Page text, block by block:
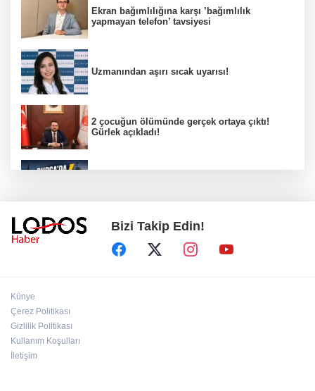
Ekran bağımlılığına karşı ’bağımlılık
yapmayan telefon’ tavsiyesi
Uzmanından aşırı sıcak uyarısı!
2 çocuğun ölümünde gerçek ortaya çıktı!
Gürlek açıkladı!
Bursa'da Perseid meteor yağmuru heyecanı:
Işıklar sönecek!
Bizi Takip Edin!
Künye
Çerez Politikası
Gizlilik Politikası
Kullanım Koşulları
İletişim